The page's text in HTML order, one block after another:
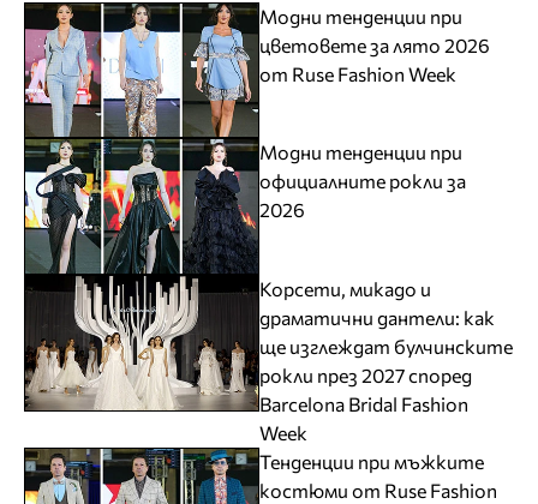
Модни тенденции при
цветовете за лято 2026
от Ruse Fashion Week
Модни тенденции при
официалните рокли за
2026
Корсети, микадо и
драматични дантели: как
ще изглеждат булчинските
рокли през 2027 според
Barcelona Bridal Fashion
Week
Тенденции при мъжките
костюми от Ruse Fashion